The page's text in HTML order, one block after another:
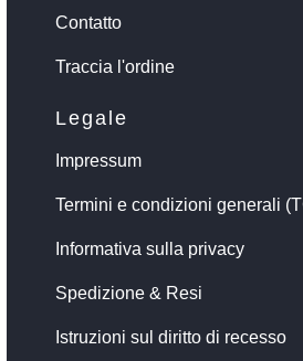
Contatto
Traccia l'ordine
Legale
Impressum
Termini e condizioni generali
Informativa sulla privacy
Spedizione & Resi
Istruzioni sul diritto di recesso